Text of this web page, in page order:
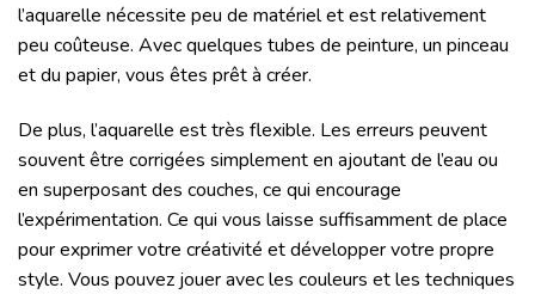
l’aquarelle nécessite peu de matériel et est relativement
peu coûteuse. Avec quelques tubes de peinture, un pinceau
et du papier, vous êtes prêt à créer.
De plus, l’aquarelle est très flexible. Les erreurs peuvent
souvent être corrigées simplement en ajoutant de l’eau ou
en superposant des couches, ce qui encourage
l’expérimentation. Ce qui vous laisse suffisamment de place
pour exprimer votre créativité et développer votre propre
style. Vous pouvez jouer avec les couleurs et les techniques